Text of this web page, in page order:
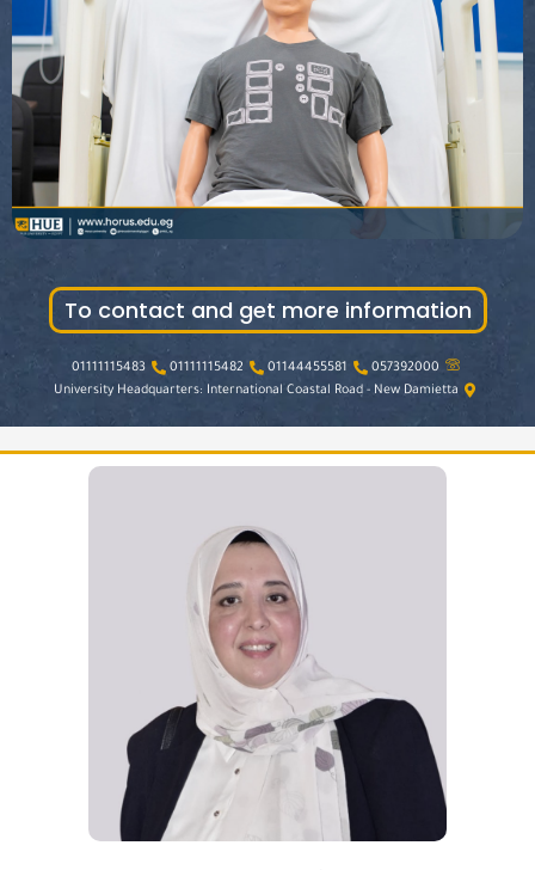
To contact and get more information
057392000
01144455581
01111115482
01111115483
University Headquarters: International Coastal Road - New Damietta